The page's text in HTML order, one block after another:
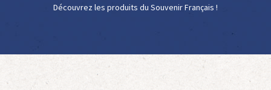
Découvrez les produits du Souvenir Français !